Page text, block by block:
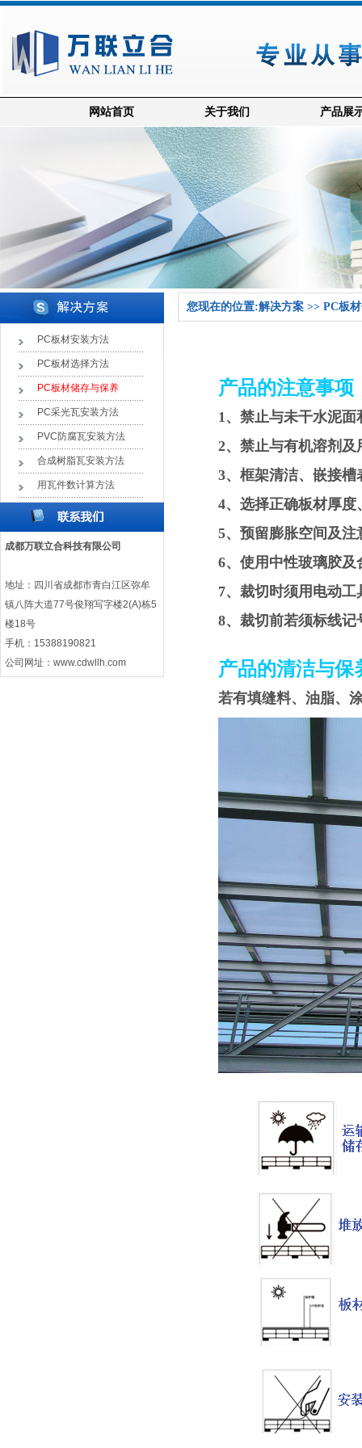
网站首页 关于我们 产品展
PC板材安装方法
PC板材选择方法
PC板材储存与保养
PC采光瓦安装方法
PVC防腐瓦安装方法
合成树脂瓦安装方法
用瓦件数计算方法
成都万联立合科技有限公司
地址：四川省成都市青白江区弥牟
镇八阵大道77号俊翔写字楼2(A)栋5
楼18号
手机：15388190821
公司网址： www.cdwllh.com
您现在的位置:解决方案 >> PC板
产品的注意事项
1、禁止与未干水泥
2、禁止与有机溶剂
3、框架清洁、嵌接槽
4、选择正确板材厚
5、预留膨胀空间及注
6、使用中性玻璃胶
7、裁切时须用电动
8、裁切前若须标线
产品的清洁与保
若有填缝料、油脂、